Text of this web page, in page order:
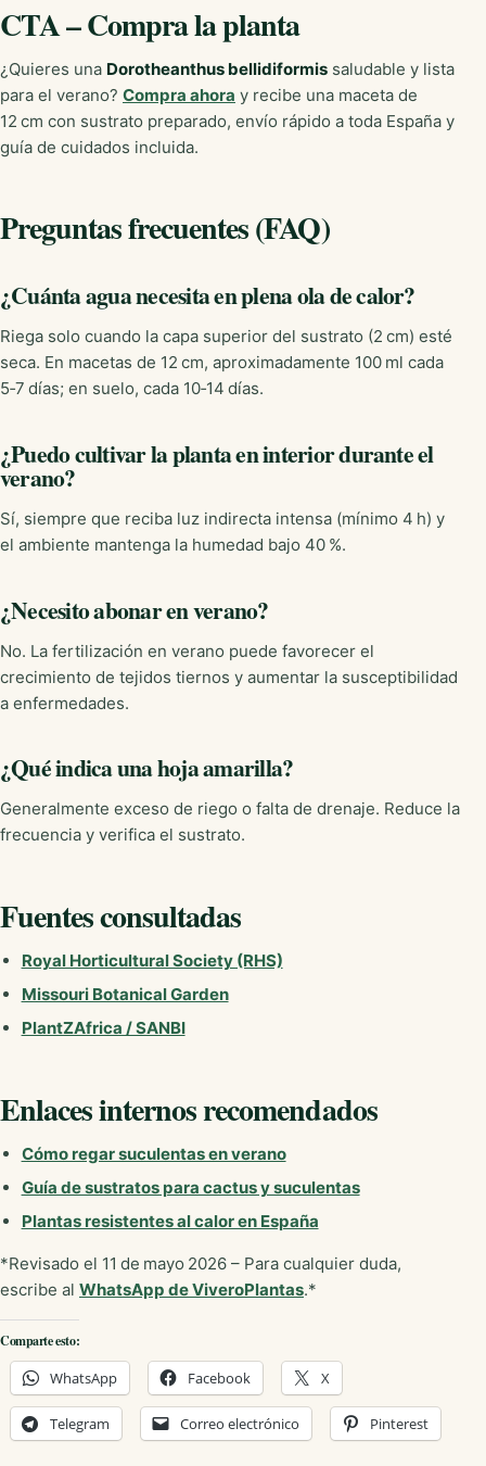
CTA – Compra la planta
¿Quieres una Dorotheanthus bellidiformis saludable y lista
para el verano? Compra ahora y recibe una maceta de
12 cm con sustrato preparado, envío rápido a toda España y
guía de cuidados incluida.
Preguntas frecuentes (FAQ)
¿Cuánta agua necesita en plena ola de calor?
Riega solo cuando la capa superior del sustrato (2 cm) esté
seca. En macetas de 12 cm, aproximadamente 100 ml cada
5‑7 días; en suelo, cada 10‑14 días.
¿Puedo cultivar la planta en interior durante el
verano?
Sí, siempre que reciba luz indirecta intensa (mínimo 4 h) y
el ambiente mantenga la humedad bajo 40 %.
¿Necesito abonar en verano?
No. La fertilización en verano puede favorecer el
crecimiento de tejidos tiernos y aumentar la susceptibilidad
a enfermedades.
¿Qué indica una hoja amarilla?
Generalmente exceso de riego o falta de drenaje. Reduce la
frecuencia y verifica el sustrato.
Fuentes consultadas
Royal Horticultural Society (RHS)
Missouri Botanical Garden
PlantZAfrica / SANBI
Enlaces internos recomendados
Cómo regar suculentas en verano
Guía de sustratos para cactus y suculentas
Plantas resistentes al calor en España
*Revisado el 11 de mayo 2026 – Para cualquier duda,
escribe al WhatsApp de ViveroPlantas.*
Comparte esto:
WhatsApp Facebook X
Telegram Correo electrónico Pinterest